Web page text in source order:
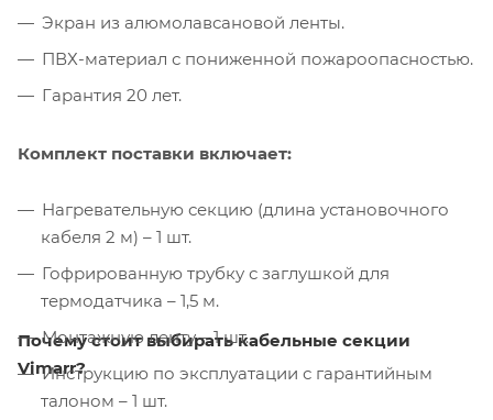
Экран из алюмолавсановой ленты.
ПВХ-материал с пониженной пожароопасностью.
Гарантия 20 лет.
Комплект поставки включает:
Нагревательную секцию (длина установочного
кабеля 2 м) – 1 шт.
Гофрированную трубку с заглушкой для
термодатчика – 1,5 м.
Монтажную ленту – 1 шт.
Инструкцию по эксплуатации с гарантийным
талоном – 1 шт.
Почему стоит выбирать кабельные секции
Vimarr?